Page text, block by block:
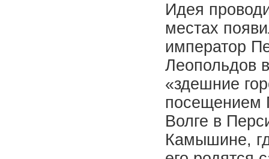
Идея
местах
император
Леопольдов
«здешние
посещением
Волге в
Камышине,